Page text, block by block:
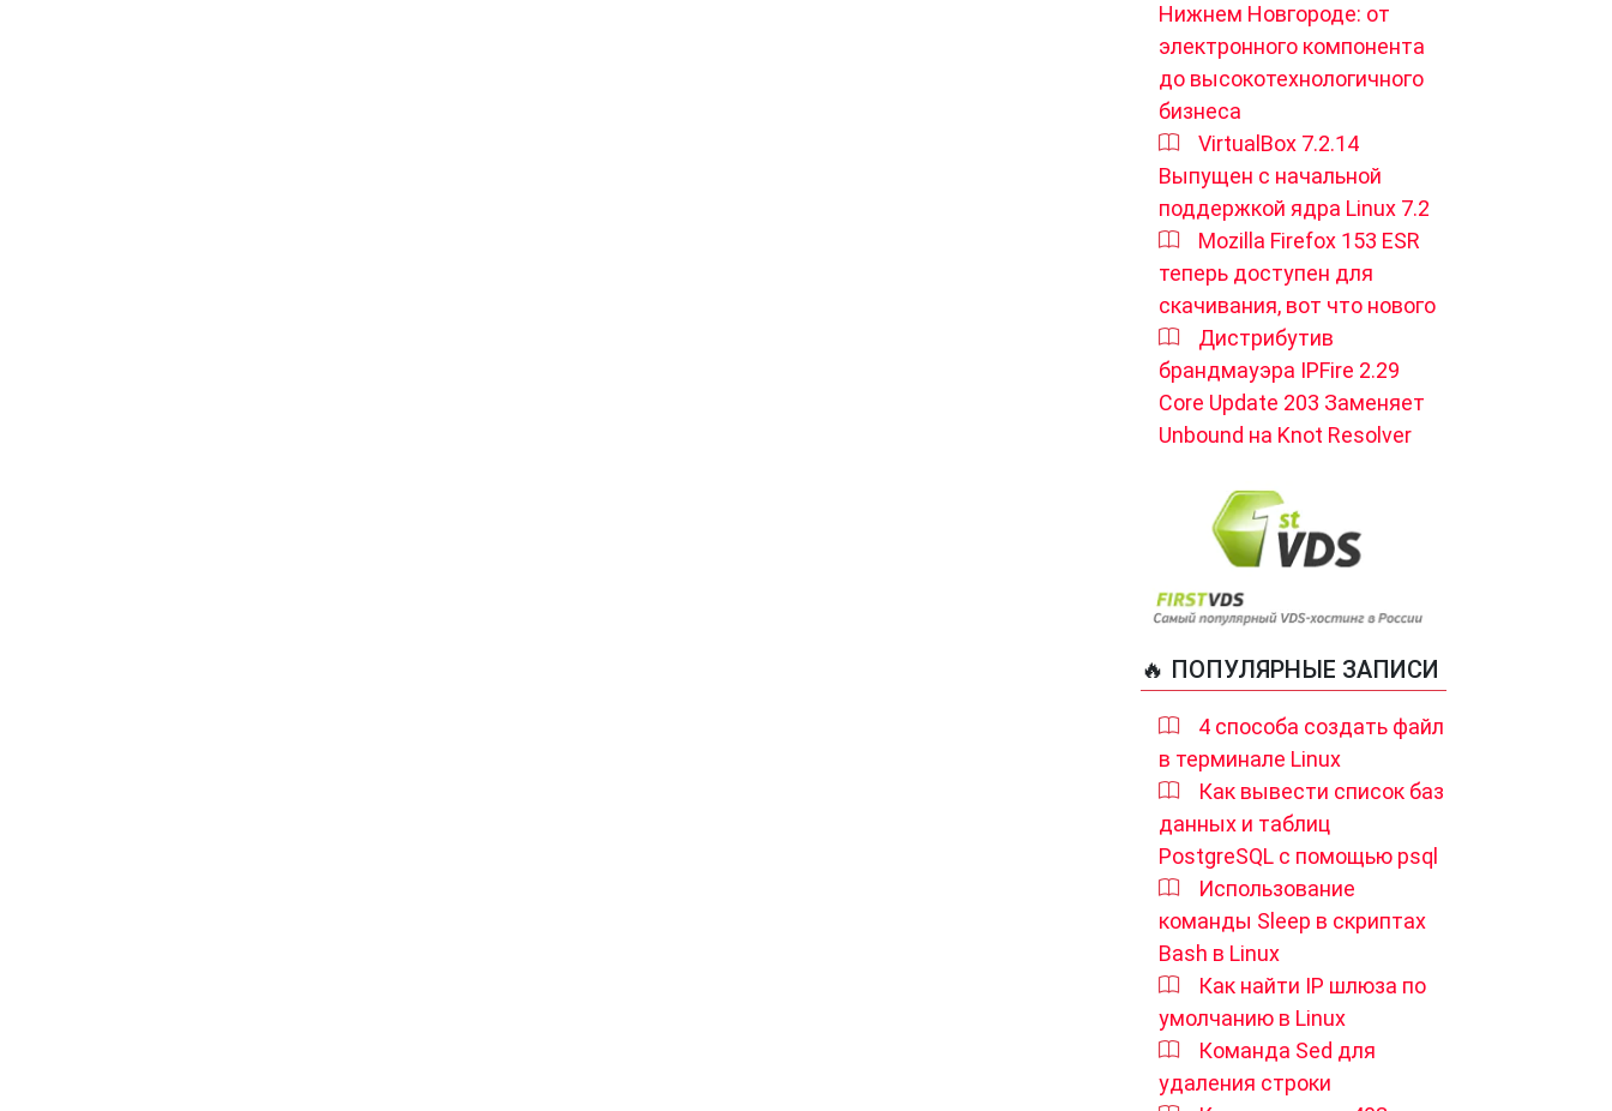
Нижнем Новгороде: от
электронного компонента
до высокотехнологичного
бизнеса
VirtualBox 7.2.14
Выпущен с начальной
поддержкой ядра Linux 7.2
Mozilla Firefox 153 ESR
теперь доступен для
скачивания, вот что нового
Дистрибутив
брандмауэра IPFire 2.29
Core Update 203 Заменяет
Unbound на Knot Resolver
🔥 ПОПУЛЯРНЫЕ ЗАПИСИ
4 способа создать файл
в терминале Linux
Как вывести список баз
данных и таблиц
PostgreSQL с помощью psql
Использование
команды Sleep в скриптах
Bash в Linux
Как найти IP шлюза по
умолчанию в Linux
Команда Sed для
удаления строки